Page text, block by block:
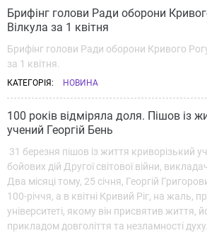
Брифінг голови Ради оборони
Вілкула за 1 квітня
Брифінг голови Ради оборони Кривого
за 1 квітня.
КАТЕГОРІЯ: НОВИНА
100 років відміряла доля. Пішов із
учений Георгій Бень
31 березня пішов із життя криворізький
бойових дій Другої світової війни,
Два місяці тому, 25 січня, Георгій
100-річчя, а в квітні Кривий Ріг, на жаль,
університеті, якому він присвятив життя,
прикладом довголіття та незламності духу.